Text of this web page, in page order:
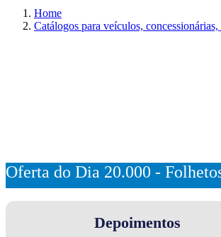
Home
Catálogos para veículos,
Oferta do Dia 20.000 -
Depoimentos